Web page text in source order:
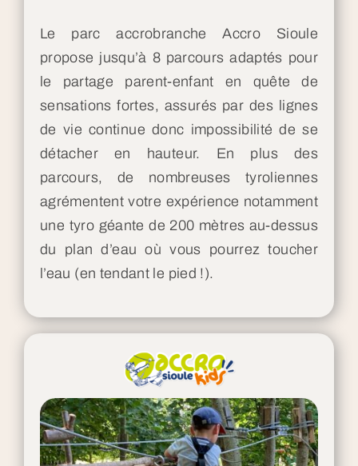
Le parc accrobranche Accro Sioule
propose jusqu’à 8 parcours adaptés pour
le partage parent-enfant en quête de
sensations fortes, assurés par des lignes
de vie continue donc impossibilité de se
détacher en hauteur. En plus des
parcours, de nombreuses tyroliennes
agrémentent votre expérience notamment
une tyro géante de 200 mètres au-dessus
du plan d’eau où vous pourrez toucher
l’eau (en tendant le pied !).